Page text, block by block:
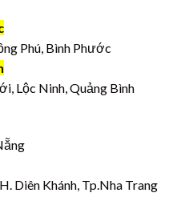
Phú, Bình Phước
Lộc Ninh, Quảng Bình
Diên Khánh, Tp.Nha Trang